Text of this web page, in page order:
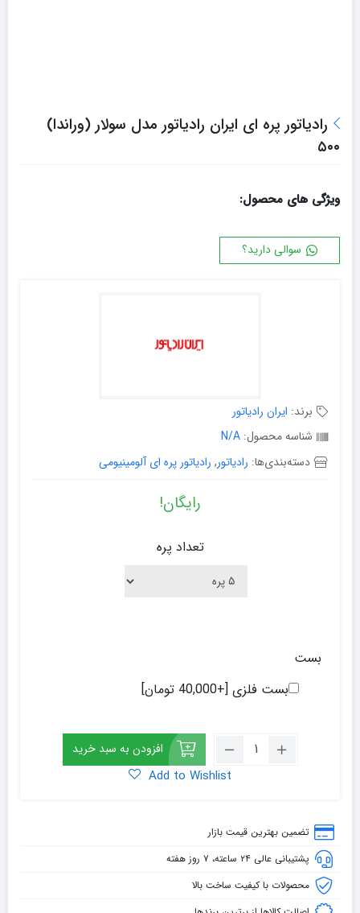
رادیاتور پره ای ایران رادیاتور مدل سولار (وراندا)
۵۰۰
ویژگی های محصول:
سوالی دارید؟
برند: ایران رادیاتور
شناسه محصول: N/A
دسته‌بندی‌ها: رادیاتور, رادیاتور پره ای آلومینیومی
رایگان!
تعداد پره
بست
بست فلزی [+40,000 تومان]
رادیاتور
مدل
سولار
(وراندا)
۵۰۰
افزودن به سبد خرید
Add to Wishlist
تضمین بهترین قیمت بازار
پشتیبانی عالی ۲۴ ساعته، ۷ روز هفته
محصولات با کیفیت ساخت بالا